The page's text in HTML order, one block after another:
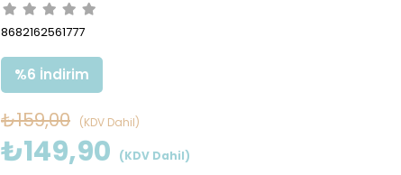
8682162561777
%6 İndirim
₺159,00 (KDV Dahil)
₺149,90 (KDV Dahil)